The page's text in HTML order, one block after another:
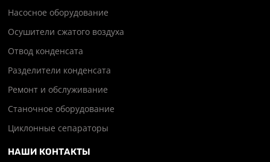
Насосное оборудование
Осушители сжатого воздуха
Отвод конденсата
Разделители конденсата
Ремонт и обслуживание
Станочное оборудование
Циклонные сепараторы
НАШИ КОНТАКТЫ